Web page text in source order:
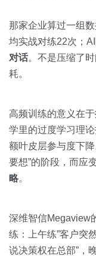
那家企业算过一组
均实战对练22次；
对话。不是压缩了
耗。
高频训练的意义在于
学里的过度学习理
额叶皮层参与度下
要想”的阶段，而应
略。
深维智信Megaview
练：上午练”客户突
说决策权在总部”，